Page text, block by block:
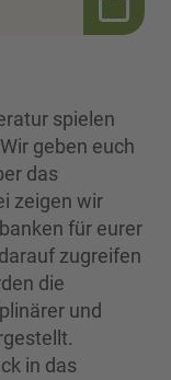
spielen
geben euch
das
zeigen wir
für eurer
zugreifen
die
und
in das